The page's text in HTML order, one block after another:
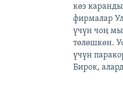
көз
фирмалар
үчүн чоң
төлөшкөн.
үчүн
Бирок,